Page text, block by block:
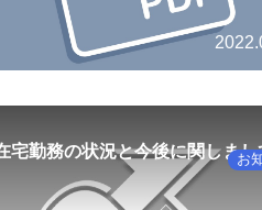
宅勤務の状況と今後に関しまし
お